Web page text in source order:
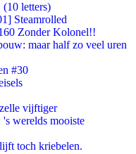
(10 letters)
Steamrolled
Zonder Kolonel!!
maar half zo veel uren
#30
vijftiger
werelds mooiste
toch kriebelen.